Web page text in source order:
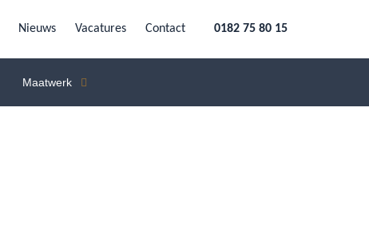
0182 75 80 15
Nieuws Vacatures Contact
Maatwerk